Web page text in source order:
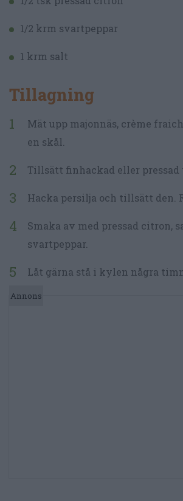
1/2 krm svartpeppar
1 krm salt
Tillagning
Mät upp majonnäs, crème
en skål.
Tillsätt finhackad eller pressad
Hacka persilja och tillsätt den.
Smaka av med pressad citron,
svartpeppar.
Låt gärna stå i kylen några